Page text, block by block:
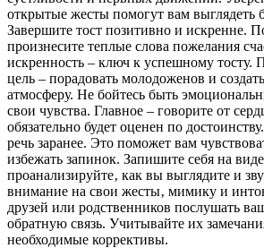
открытые жесты помогут вам выглядеть
Завершите тост позитивно и искренне.
произнесите теплые слова пожелания
искренность – ключ к успешному тосту.
цель – порадовать молодоженов и
атмосферу. Не бойтесь быть
свои чувства. Главное – говорите от
обязательно будет оценен по
речь заранее. Это поможет вам
избежать запинок. Запишите себя на
проанализируйте‚ как вы выглядите и
внимание на свои жесты‚ мимику и
друзей или родственников послушать
обратную связь. Учитывайте их
необходимые коррективы.